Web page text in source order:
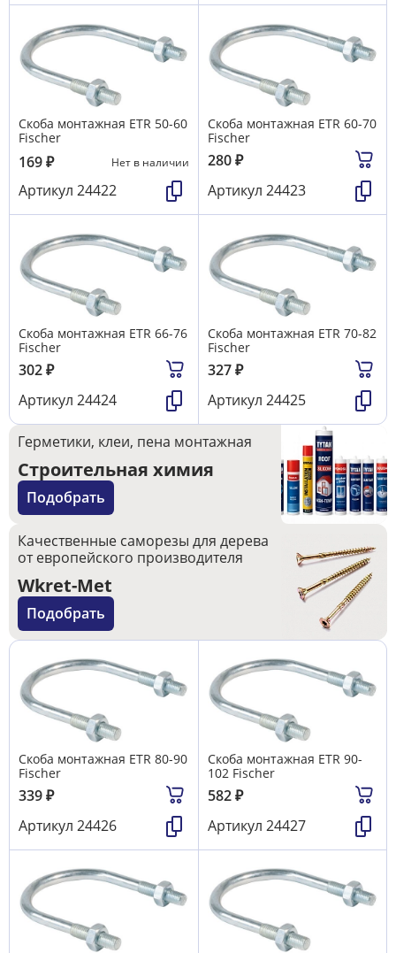
Скоба монтажная ETR 50-60
Fischer
169₽ Нет в наличии
Артикул 24422
Скоба монтажная ETR 60-70
Fischer
280₽
Артикул 24423
Скоба монтажная ETR 66-76
Fischer
302₽
Артикул 24424
Скоба монтажная ETR 70-82
Fischer
327₽
Артикул 24425
Герметики, клеи, пена монтажная
Строительная химия
Подобрать
Качественные саморезы для дерева
от европейского производителя
Wkret-Met
Подобрать
Скоба монтажная ETR 80-90
Fischer
339₽
Артикул 24426
Скоба монтажная ETR 90-
102 Fischer
582₽
Артикул 24427